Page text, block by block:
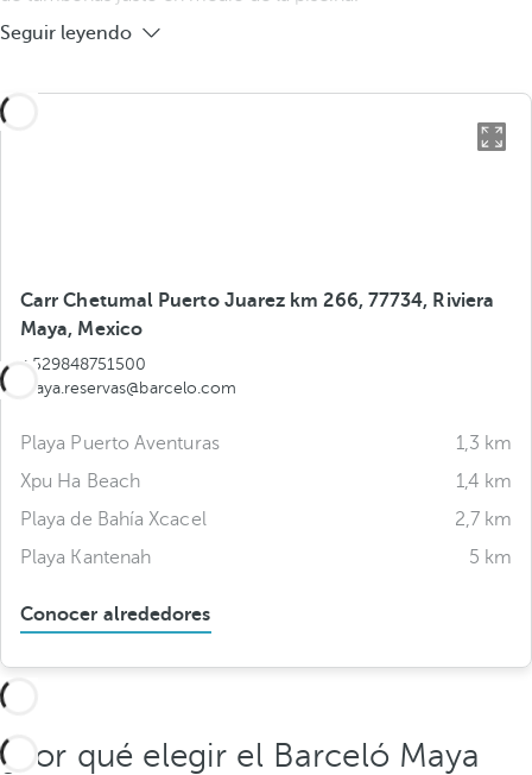
Seguir leyendo
Carr Chetumal Puerto Juarez km 266, 77734, Riviera
Maya, Mexico
+529848751500
maya.reservas@barcelo.com
Playa Puerto Aventuras
1,3 km
Xpu Ha Beach
1,4 km
Playa de Bahía Xcacel
2,7 km
Playa Kantenah
5 km
Conocer alrededores
¿Por qué elegir el Barceló Maya